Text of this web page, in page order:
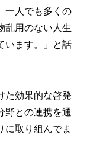
一人でも多くの
乱用のない人生
います。」と話
た効果的な啓発
野との連携を通
に取り組んでま